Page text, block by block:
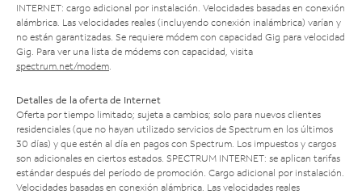
INTERNET: cargo adicional por instalación. Velocidades basadas en conexión
alámbrica. Las velocidades reales (incluyendo conexión inalámbrica) varían y
no están garantizadas. Se requiere módem con capacidad Gig para velocidad
Gig. Para ver una lista de módems con capacidad, visita
spectrum.net/modem
Detalles de la oferta de Internet
Oferta por tiempo limitado; sujeta a cambios; solo para nuevos clientes
residenciales (que no hayan utilizado servicios de Spectrum en los últimos
30 días) y que estén al día en pagos con Spectrum. Los impuestos y cargos
son adicionales en ciertos estados. SPECTRUM INTERNET: se aplican tarifas
estándar después del período de promoción. Cargo adicional por instalación.
Velocidades basadas en conexión alámbrica. Las velocidades reales